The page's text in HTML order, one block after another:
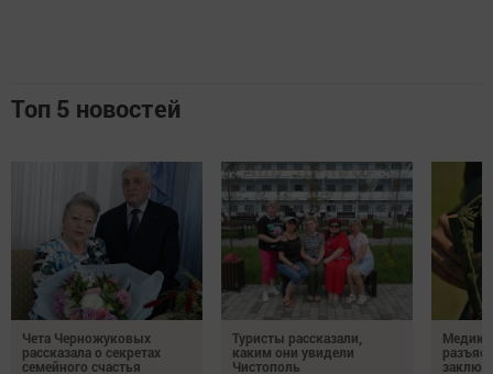
Топ 5 новостей
Чета Черножуковых
рассказала о секретах
семейного счастья
Туристы рассказали,
каким они увидели
Чистополь